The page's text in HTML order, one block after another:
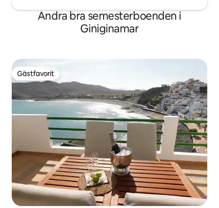
Andra bra semesterboenden i
Giniginamar
Gästfavorit
Gästfavorit